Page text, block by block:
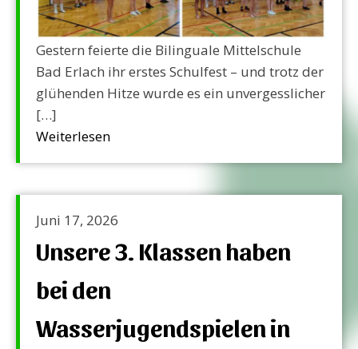
Gestern feierte die Bilinguale Mittelschule
Bad Erlach ihr erstes Schulfest – und trotz der
glühenden Hitze wurde es ein unvergesslicher
[…]
Weiterlesen
Juni 17, 2026
Unsere 3. Klassen haben
bei den
Wasserjugendspielen in